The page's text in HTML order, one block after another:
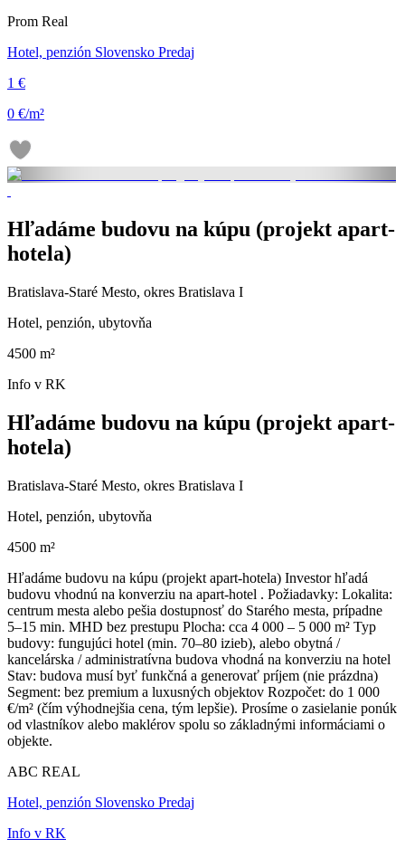
Prom Real
Hotel, penzión Slovensko Predaj
1 €
0 €/m²
Hľadáme budovu na kúpu (projekt apart-
hotela)
Bratislava-Staré Mesto, okres Bratislava I
Hotel, penzión, ubytovňa
4500 m²
Info v RK
Hľadáme budovu na kúpu (projekt apart-
hotela)
Bratislava-Staré Mesto, okres Bratislava I
Hotel, penzión, ubytovňa
4500 m²
Hľadáme budovu na kúpu (projekt apart-hotela) Investor hľadá
budovu vhodnú na konverziu na apart-hotel . Požiadavky: Lokalita:
centrum mesta alebo pešia dostupnosť do Starého mesta, prípadne
5–15 min. MHD bez prestupu Plocha: cca 4 000 – 5 000 m² Typ
budovy: fungujúci hotel (min. 70–80 izieb), alebo obytná /
kancelárska / administratívna budova vhodná na konverziu na hotel
Stav: budova musí byť funkčná a generovať príjem (nie prázdna)
Segment: bez premium a luxusných objektov Rozpočet: do 1 000
€/m² (čím výhodnejšia cena, tým lepšie). Prosíme o zasielanie ponúk
od vlastníkov alebo maklérov spolu so základnými informáciami o
objekte.
ABC REAL
Hotel, penzión Slovensko Predaj
Info v RK